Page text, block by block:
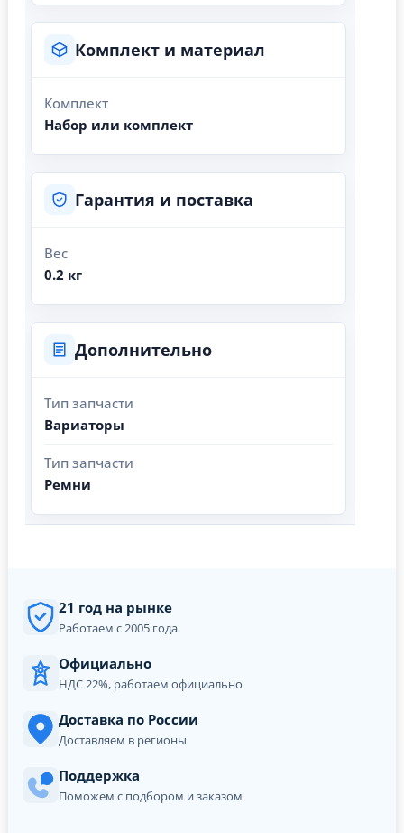
Комплект и материал
Комплект
Набор или комплект
Гарантия и поставка
Вес
0.2 кг
Дополнительно
Тип запчасти
Вариаторы
Тип запчасти
Ремни
21 год на рынке
Работаем с 2005 года
Официально
НДС 22%, работаем официально
Доставка по России
Доставляем в регионы
Поддержка
Поможем с подбором и заказом